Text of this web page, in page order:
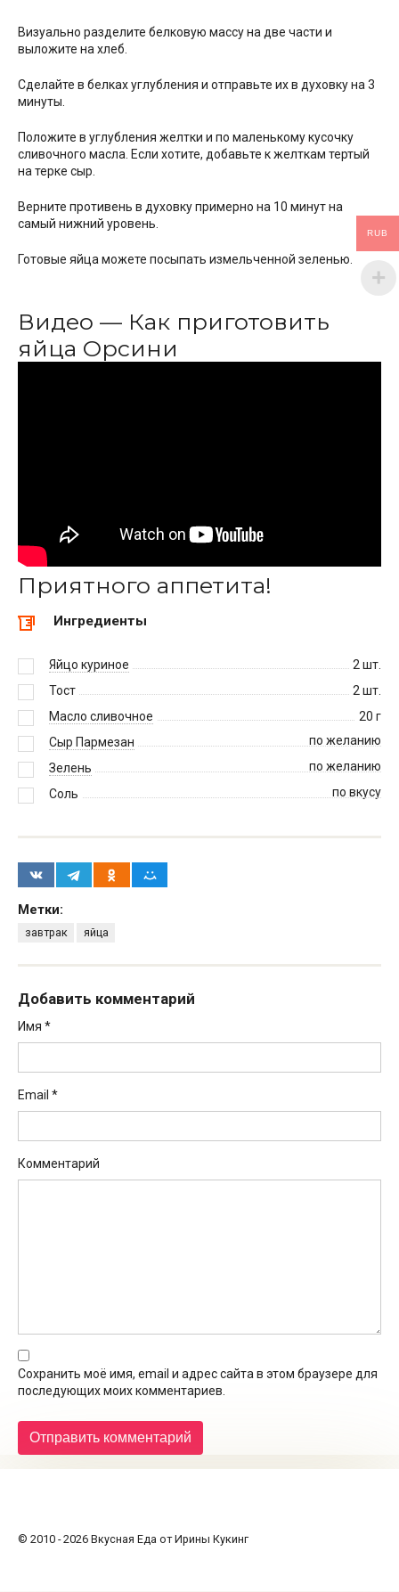
Визуально разделите белковую массу на две части и
выложите на хлеб.
Сделайте в белках углубления и отправьте их в духовку на 3
минуты.
Положите в углубления желтки и по маленькому кусочку
сливочного масла. Если хотите, добавьте к желткам тертый
на терке сыр.
Верните противень в духовку примерно на 10 минут на
самый нижний уровень.
Готовые яйца можете посыпать измельченной зеленью.
Видео — Как приготовить
яйца Орсини
Приятного аппетита!
Ингредиенты
Яйцо куриное 2шт.
Тост
2шт.
Масло сливочное
20 г
Сыр Пармезан
по желанию
Зелень
по желанию
Соль
по вкусу
Метки:
завтрак яйца
Добавить комментарий
Имя *
Email *
Комментарий
Сохранить моё имя, email и адрес сайта в этом браузере для
последующих моих комментариев.
© 2010 - 2026 Вкусная Еда от Ирины Кукинг
RUB